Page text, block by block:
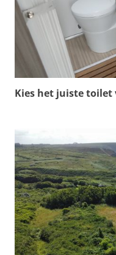
Kies het juiste toilet